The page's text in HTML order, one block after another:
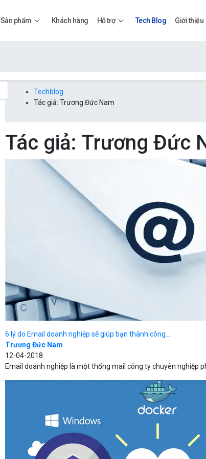
Sản phẩm
Bảng giá
Bảng giá
Khách hàng Hỗ trợ Tech Blog Giới thiệu
Techblog
Tác giả: Trương Đức Nam
Tác giả: Trương Đức
6 lý do Email doanh nghiệp sẽ giúp bạn thành công...
Trương Đức Nam
12-04-2018
Email doanh nghiệp là một thống mail công ty chuyên nghiệp